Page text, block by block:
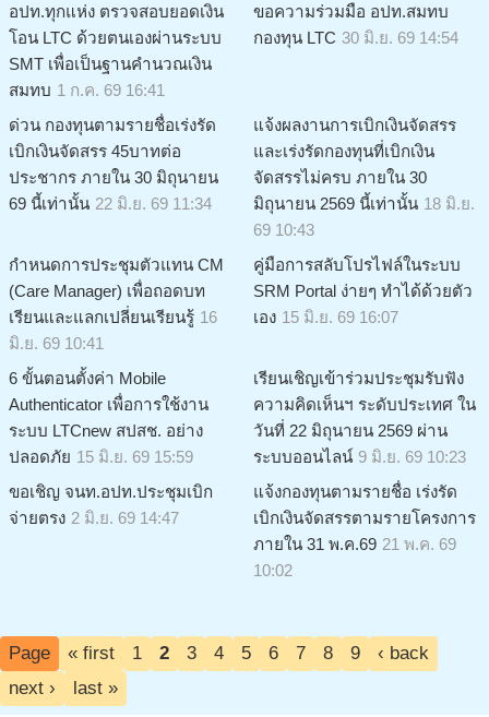
อปท.ทุกแห่ง ตรวจสอบยอดเงิน
โอน LTC ด้วยตนเองผ่านระบบ
SMT เพื่อเป็นฐานคำนวณเงิน
สมทบ 1 ก.ค. 69 16:41
ขอความร่วมมือ อปท.สมทบ
กองทุน LTC 30 มิ.ย. 69 14:54
ด่วน กองทุนตามรายชื่อเร่งรัด
เบิกเงินจัดสรร 45บาทต่อ
ประชากร ภายใน 30 มิถุนายน
69 นี้เท่านั้น 22 มิ.ย. 69 11:34
แจ้งผลงานการเบิกเงินจัดสรร
และเร่งรัดกองทุนที่เบิกเงิน
จัดสรรไม่ครบ ภายใน 30
มิถุนายน 2569 นี้เท่านั้น 18 มิ.ย.
69 10:43
กำหนดการประชุมตัวแทน CM
(Care Manager) เพื่อถอดบท
เรียนและแลกเปลี่ยนเรียนรู้ 16
มิ.ย. 69 10:41
คู่มือการสลับโปรไฟล์ในระบบ
SRM Portal ง่ายๆ ทำได้ด้วยตัว
เอง 15 มิ.ย. 69 16:07
6 ขั้นตอนตั้งค่า Mobile
Authenticator เพื่อการใช้งาน
ระบบ LTCnew สปสช. อย่าง
ปลอดภัย 15 มิ.ย. 69 15:59
เรียนเชิญเข้าร่วมประชุมรับฟัง
ความคิดเห็นฯ ระดับประเทศ ใน
วันที่ 22 มิถุนายน 2569 ผ่าน
ระบบออนไลน์ 9 มิ.ย. 69 10:23
ขอเชิญ จนท.อปท.ประชุมเบิก
จ่ายตรง 2 มิ.ย. 69 14:47
แจ้งกองทุนตามรายชื่อ เร่งรัด
เบิกเงินจัดสรรตามรายโครงการ
ภายใน 31 พ.ค.69 21 พ.ค. 69
10:02
Page « first 1 2 3 4 5 6 7 8 9
‹ back
next ›
last »